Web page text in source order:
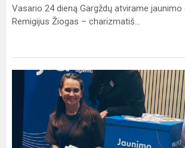
Vasario 24 dieną Gargždų atvirame
Remigijus Žiogas – charizmatiš...
Pasisemti
tinklo